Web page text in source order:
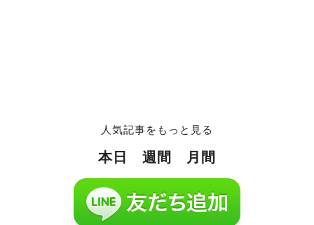
人気記事をもっと見る
本日 週間 月間